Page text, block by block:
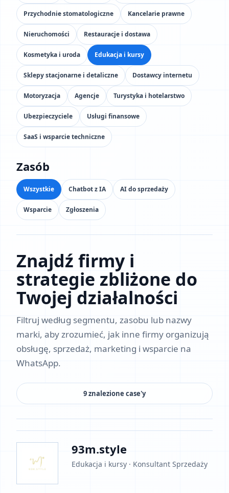
Przychodnie stomatologiczne Kancelarie prawne
Nieruchomości Restauracje i dostawa
Kosmetyka i uroda Edukacja i kursy
Sklepy stacjonarne i detaliczne Dostawcy internetu
Motoryzacja Agencje Turystyka i hotelarstwo
Ubezpieczyciele Usługi finansowe
SaaS i wsparcie techniczne
Zasób
Wszystkie Chatbot z IA AI do sprzedaży
Wsparcie Zgłoszenia
Znajdź firmy i
strategie zbliżone do
Twojej działalności
Filtruj według segmentu, zasobu lub nazwy
marki, aby zrozumieć, jak inne firmy organizują
obsługę, sprzedaż, marketing i wsparcie na
WhatsApp.
9 znalezione case'y
93m.style
Edukacja i kursy · Konsultant Sprzedaży